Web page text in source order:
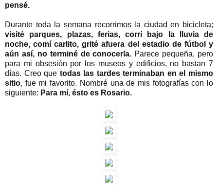
pensé.
Durante toda la semana recorrimos la ciudad en bicicleta;
visité parques, plazas, ferias, corrí bajo la lluvia de
noche, comí carlito, grité afuera del estadio de fútbol y
aún así, no terminé de conocerla. Parece pequeña, pero
para mi obsesión por los museos y edificios, no bastan 7
días. Creo que todas las tardes terminaban en el mismo
sitio, fue mi favorito. Nombré una de mis fotografías con lo
siguiente: Para mí, ésto es Rosario.